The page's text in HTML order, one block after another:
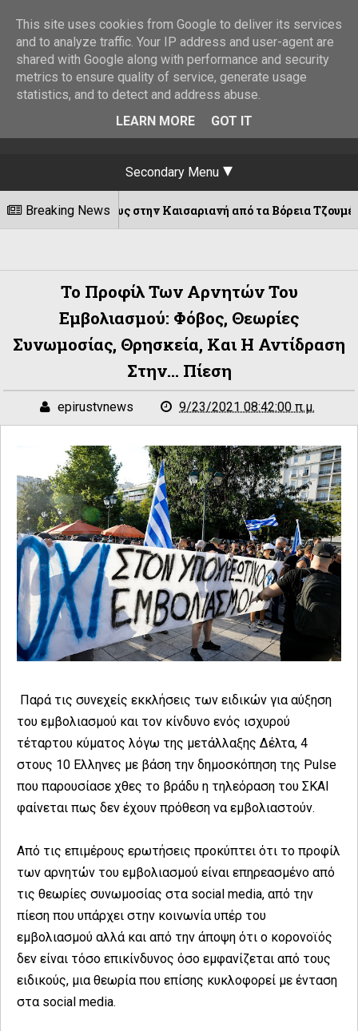
Secondary Menu
Breaking News
στην Καισαριανή από τα Βόρεια Τζουμέρκα
Το Προφίλ Των Αρνητών Του
Εμβολιασμού: Φόβος, Θεωρίες
Συνωμοσίας, Θρησκεία, Και Η Αντίδραση
Στην... Πίεση
epirustvnews 9/23/2021 08:42:00 π.μ.
Παρά τις συνεχείς εκκλήσεις των ειδικών για αύξηση
του εμβολιασμού και τον κίνδυνο ενός ισχυρού
τέταρτου κύματος λόγω της μετάλλαξης Δέλτα, 4
στους 10 Ελληνες με βάση την δημοσκόπηση της Pulse
που παρουσίασε χθες το βράδυ η τηλεόραση του ΣΚΑΙ
φαίνεται πως δεν έχουν πρόθεση να εμβολιαστούν.
Από τις επιμέρους ερωτήσεις προκύπτει ότι το προφίλ
των αρνητών του εμβολιασμού είναι επηρεασμένο από
τις θεωρίες συνωμοσίας στα social media, από την
πίεση που υπάρχει στην κοινωνία υπέρ του
εμβολιασμού αλλά και από την άποψη ότι ο κορονοϊός
δεν είναι τόσο επικίνδυνος όσο εμφανίζεται από τους
ειδικούς, μια θεωρία που επίσης κυκλοφορεί με ένταση
στα social media.
This site uses cookies from Google to deliver its services
and to analyze traffic. Your IP address and user-agent are
shared with Google along with performance and security
metrics to ensure quality of service, generate usage
statistics, and to detect and address abuse.
LEARN MORE
GOT IT